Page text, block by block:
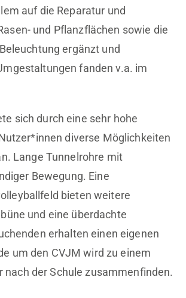
auf die Reparatur und
und Pflanzflächen sowie die
ergänzt und
fanden v.a. im
sich durch eine sehr hohe
diverse Möglichkeiten
Lange Tunnelrohre mit
Bewegung. Eine
bieten weitere
und eine überdachte
erhalten einen eigenen
um den CVJM wird zu einem
der Schule zusammenfinden.